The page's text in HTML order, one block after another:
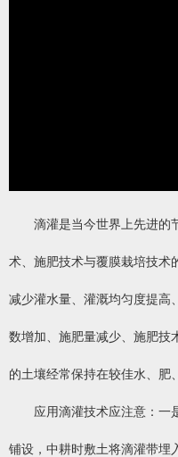
滴灌是当今世界上先进的
术、施肥技术与覆膜栽培技术
减少灌水量、灌溉均匀度提高
数增加、施肥量减少、施肥技
的土壤经常保持在较佳水、肥
应用滴灌技术应注意：一
铺设，中耕时敷土将滴灌带埋